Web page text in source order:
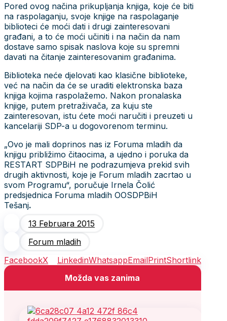
Pored ovog načina prikupljanja knjiga, koje će biti
na raspolaganju, svoje knjige na raspolaganje
biblioteci će moći dati i drugi zainteresovani
građani, a to će moći učiniti i na način da nam
dostave samo spisak naslova koje su spremni
davati na čitanje zainteresovanim građanima.
Biblioteka neće djelovati kao klasične biblioteke,
već na način da će se uraditi elektronska baza
knjiga kojima raspolažemo. Nakon pronalaska
knjige, putem pretraživača, za kuju ste
zainteresovan, istu ćete moći naručiti i preuzeti u
kancelariji SDP-a u dogovorenom terminu.
„Ovo je mali doprinos nas iz Foruma mladih da
knjigu približimo čitaocima, a ujedno i poruka da
RESTART SDPBiH ne podrazumjeva prekid svih
drugih aktivnosti, koje je Forum mladih zacrtao u
svom Programu“, poručuje Irnela Čolić
predsjednica Foruma mladih OOSDPBiH
Tešanj.
13 Februara 2015
Forum mladih
FacebookX LinkedinWhatsappEmailPrintShortlink
Možda vas zanima